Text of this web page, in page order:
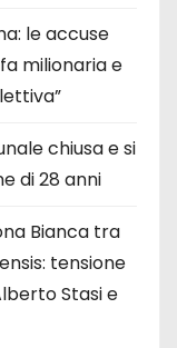
le accuse
milionaria e
chiusa e si
di 28 anni
Bianca tra
tensione
Stasi e